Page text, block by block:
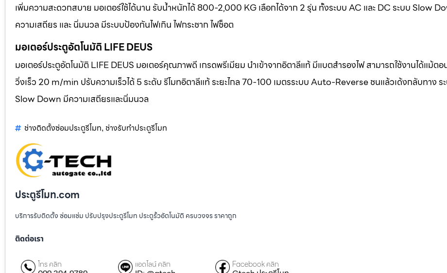
เพิ่มความสะดวกสบาย มอเตอร์ใช้ได้นาน รับน้ำหนักได้ 800-2,000 KG เลือกได้จาก 2 รุ่น ทั้งระบบ AC และ DC ระบบ Slow
ความเสถียร และ นิ่มนวล มีระบบป้องกันไฟเกิน ไฟกระชาก ไฟช็อต
มอเตอร์ประตูอัตโนมัติ LIFE DEUS
มอเตอร์ประตูอัตโนมัติ LIFE DEUS มอเตอร์คุณภาพดี เกรดพรีเมียม นำเข้าจากอิตาลีแท้ มีแบตสำรองไฟ สามารถใช้งานได้แม้ต
วิ่งเร็ว 20 m/min ปรับความเร็วได้ 5 ระดับ รีโมทอิตาลีแท้ ระยะไกล 70-100 เมตรระบบ Auto-Reverse ชนแล้วเด้งกลับทาง ร
Slow Down มีความเสถียรและนิ่มนวล
ช่างติดตั้งซ่อมประตูรีโมท, ช่างรับทำประตูรีโมท
ประตูรีโมท.com
บริการรับติดตั้ง ซ่อมแซ่ม ปรับปรุงประตูรีโมท ประตูรั้วอัตโนมัติ ครบวงจร ราคาถูก
ติดต่อเรา
โทร คลิก แอดไลน์ คลิก Facebook คลิก